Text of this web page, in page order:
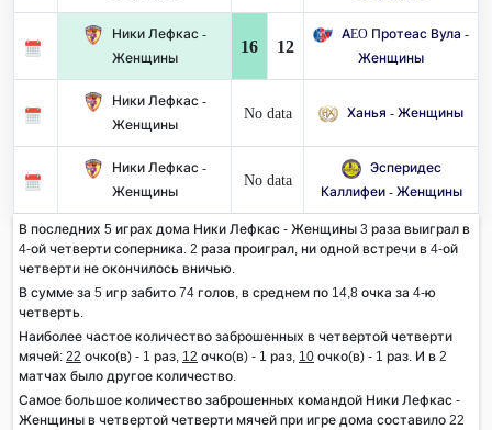
Ники Лефкас -
Женщины
16 12
AEO Протеас Вула -
Женщины
Ники Лефкас -
Женщины
No data Ханья - Женщины
Ники Лефкас -
Женщины
No data
Эсперидес
Каллифеи - Женщины
В последних 5 играх дома Ники Лефкас - Женщины 3 раза выиграл в
4-ой четверти соперника. 2 раза проиграл, ни одной встречи в 4-ой
четверти не окончилось вничью.
В сумме за 5 игр забито 74 голов, в среднем по 14,8 очка за 4-ю
четверть.
Наиболее частое количество заброшенных в четвертой четверти
мячей: 22 очко(в) - 1 раз, 12 очко(в) - 1 раз, 10 очко(в) - 1 раз. И в 2
матчах было другое количество.
Самое большое количество заброшенных командой Ники Лефкас -
Женщины в четвертой четверти мячей при игре дома составило 22